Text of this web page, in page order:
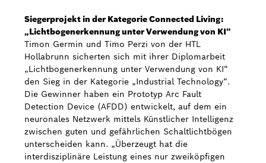
Siegerprojekt in der Kategorie Connected Living:
„Lichtbogenerkennung unter Verwendung von KI“
Timon Germin und Timo Perzi von der HTL
Hollabrunn sicherten sich mit ihrer Diplomarbeit
„Lichtbogenerkennung unter Verwendung von KI“
den Sieg in der Kategorie „Industrial Technology“.
Die Gewinner haben ein Prototyp Arc Fault
Detection Device (AFDD) entwickelt, auf dem ein
neuronales Netzwerk mittels Künstlicher Intelligenz
zwischen guten und gefährlichen Schaltlichtbögen
unterscheiden kann. „Überzeugt hat die
interdisziplinäre Leistung eines nur zweiköpfigen